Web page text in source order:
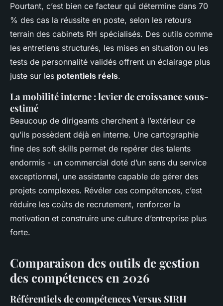
Pourtant, c’est bien ce facteur qui détermine dans 70
% des cas la réussite en poste, selon les retours
terrain des cabinets RH spécialisés. Des outils comme
les entretiens structurés, les mises en situation ou les
tests de personnalité validés offrent un éclairage plus
juste sur les potentiels réels.
La mobilité interne : levier de croissance sous-
estimé
Beaucoup de dirigeants cherchent à l’extérieur ce
qu’ils possèdent déjà en interne. Une cartographie
fine des soft skills permet de repérer des talents
endormis - un commercial doté d’un sens du service
exceptionnel, une assistante capable de gérer des
projets complexes. Révéler ces compétences, c’est
réduire les coûts de recrutement, renforcer la
motivation et construire une culture d’entreprise plus
forte.
Comparaison des outils de gestion
des compétences en 2026
Référentiels de compétences Versus SIRH